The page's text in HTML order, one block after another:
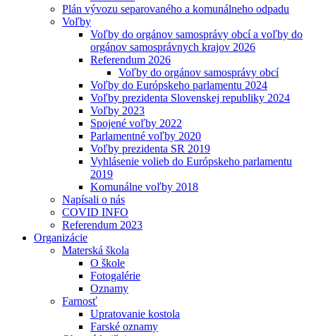
Plán vývozu separovaného a komunálneho odpadu
Voľby
Voľby do orgánov samosprávy obcí a voľby do
orgánov samosprávnych krajov 2026
Referendum 2026
Voľby do orgánov samosprávy obcí
Voľby do Európskeho parlamentu 2024
Voľby prezidenta Slovenskej republiky 2024
Voľby 2023
Spojené voľby 2022
Parlamentné voľby 2020
Voľby prezidenta SR 2019
Vyhlásenie volieb do Európskeho parlamentu
2019
Komunálne voľby 2018
Napísali o nás
COVID INFO
Referendum 2023
Organizácie
Materská škola
O škole
Fotogalérie
Oznamy
Farnosť
Upratovanie kostola
Farské oznamy